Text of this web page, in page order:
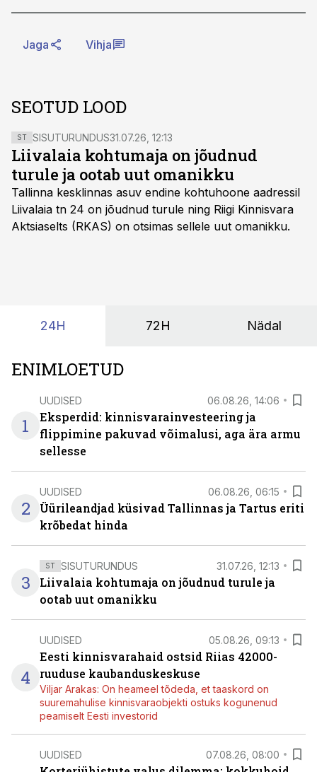
Jaga Vihja
SEOTUD LOOD
ST SISUTURUNDUS31.07.26, 12:13
Liivalaia kohtumaja on jõudnud
turule ja ootab uut omanikku
Tallinna kesklinnas asuv endine kohtuhoone aadressil
Liivalaia tn 24 on jõudnud turule ning Riigi Kinnisvara
Aktsiaselts (RKAS) on otsimas sellele uut omanikku.
24H 72H Nädal
ENIMLOETUD
1
UUDISED 06.08.26, 14:06
Eksperdid: kinnisvarainvesteering ja
flippimine pakuvad võimalusi, aga ära armu
sellesse
2
UUDISED 06.08.26, 06:15
Üürileandjad küsivad Tallinnas ja Tartus eriti
krõbedat hinda
3
ST SISUTURUNDUS 31.07.26, 12:13
Liivalaia kohtumaja on jõudnud turule ja
ootab uut omanikku
4
UUDISED 05.08.26, 09:13
Eesti kinnisvarahaid ostsid Riias 42000-
ruuduse kaubanduskeskuse
Viljar Arakas: On heameel tõdeda, et taaskord on
suuremahulise kinnisvaraobjekti ostuks kogunenud
peamiselt Eesti investorid
UUDISED 07.08.26, 08:00